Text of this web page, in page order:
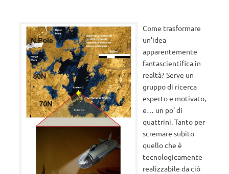
Come trasformare
un’idea
apparentemente
fantascientifica in
realtà? Serve un
gruppo di ricerca
esperto e motivato,
e… un po’ di
quattrini. Tanto per
scremare subito
quello che è
tecnologicamente
realizzabile da ciò